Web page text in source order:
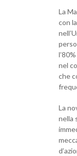
La
con
nel
che
La
nella